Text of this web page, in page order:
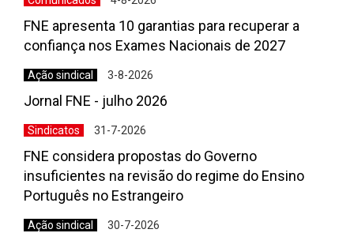
FNE apresenta 10 garantias para recuperar a
confiança nos Exames Nacionais de 2027
Ação sindical 3-8-2026
Jornal FNE - julho 2026
Sindicatos 31-7-2026
FNE considera propostas do Governo
insuficientes na revisão do regime do Ensino
Português no Estrangeiro
Ação sindical 30-7-2026